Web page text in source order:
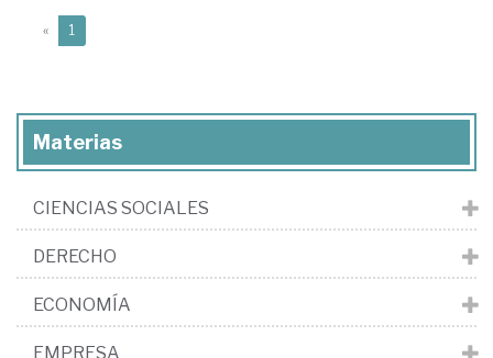
« 1
Materias
CIENCIAS SOCIALES
DERECHO
ECONOMÍA
EMPRESA